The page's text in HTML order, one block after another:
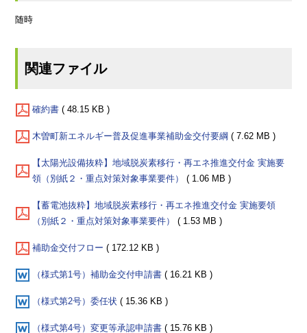
随時
関連ファイル
確約書 ( 48.15 KB )
木曽町新エネルギー普及促進事業補助金交付要綱 ( 7.62 MB )
【太陽光設備抜粋】地域脱炭素移行・再エネ推進交付金 実施要
領（別紙２・重点対策対象事業要件）
( 1.06 MB )
【蓄電池抜粋】地域脱炭素移行・再エネ推進交付金 実施要領
（別紙２・重点対策対象事業要件）
( 1.53 MB )
補助金交付フロー ( 172.12 KB )
（様式第1号）補助金交付申請書 ( 16.21 KB )
（様式第2号）委任状 ( 15.36 KB )
（様式第4号）変更等承認申請書 ( 15.76 KB )